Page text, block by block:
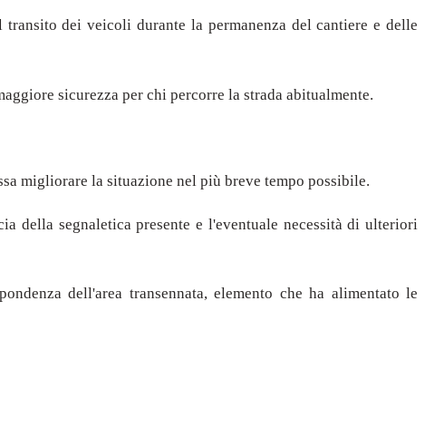
dei veicoli durante la permanenza del cantiere e delle
sicurezza per chi percorre la strada abitualmente.
migliorare la situazione nel più breve tempo possibile.
della segnaletica presente e l'eventuale necessità di ulteriori
dell'area transennata, elemento che ha alimentato le